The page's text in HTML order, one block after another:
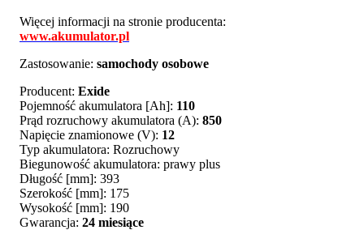
Więcej informacji na stronie producenta:
www.akumulator.pl
Zastosowanie: samochody osobowe
Producent: Exide
Pojemność akumulatora [Ah]: 110
Prąd rozruchowy akumulatora (A): 850
Napięcie znamionowe (V): 12
Typ akumulatora: Rozruchowy
Biegunowość akumulatora: prawy plus
Długość [mm]: 393
Szerokość [mm]: 175
Wysokość [mm]: 190
Gwarancja: 24 miesiące